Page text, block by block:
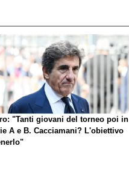
"Tanti giovani del torneo poi in
A e B. Cacciamani? L'obiettivo